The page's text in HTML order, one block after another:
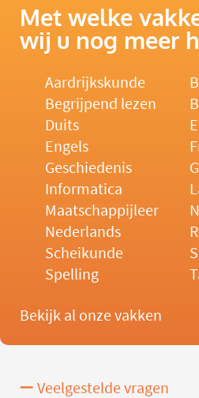
Met welke
wij u nog meer
Aardrijkskunde
Begrijpend lezen
Duits
Engels
Geschiedenis
Informatica
Maatschappijleer
Nederlands
Scheikunde
Spelling
Bekijk al onze vakken
Veelgestelde vragen